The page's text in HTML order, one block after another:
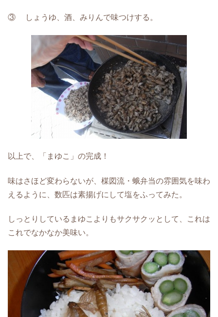
③ しょうゆ、酒、みりんで味つけする。
以上で、「まゆこ」の完成！
味はさほど変わらないが、楳図流・蛾弁当の雰囲気を味わ
えるように、数匹は素揚げにして塩をふってみた。
しっとりしているまゆこよりもサクサクッとして、これは
これでなかなか美味い。